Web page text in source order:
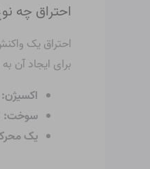
احتراق چه
احتراق یک
برای ایجاد آن
اکسیژن:
سوخت:
یک